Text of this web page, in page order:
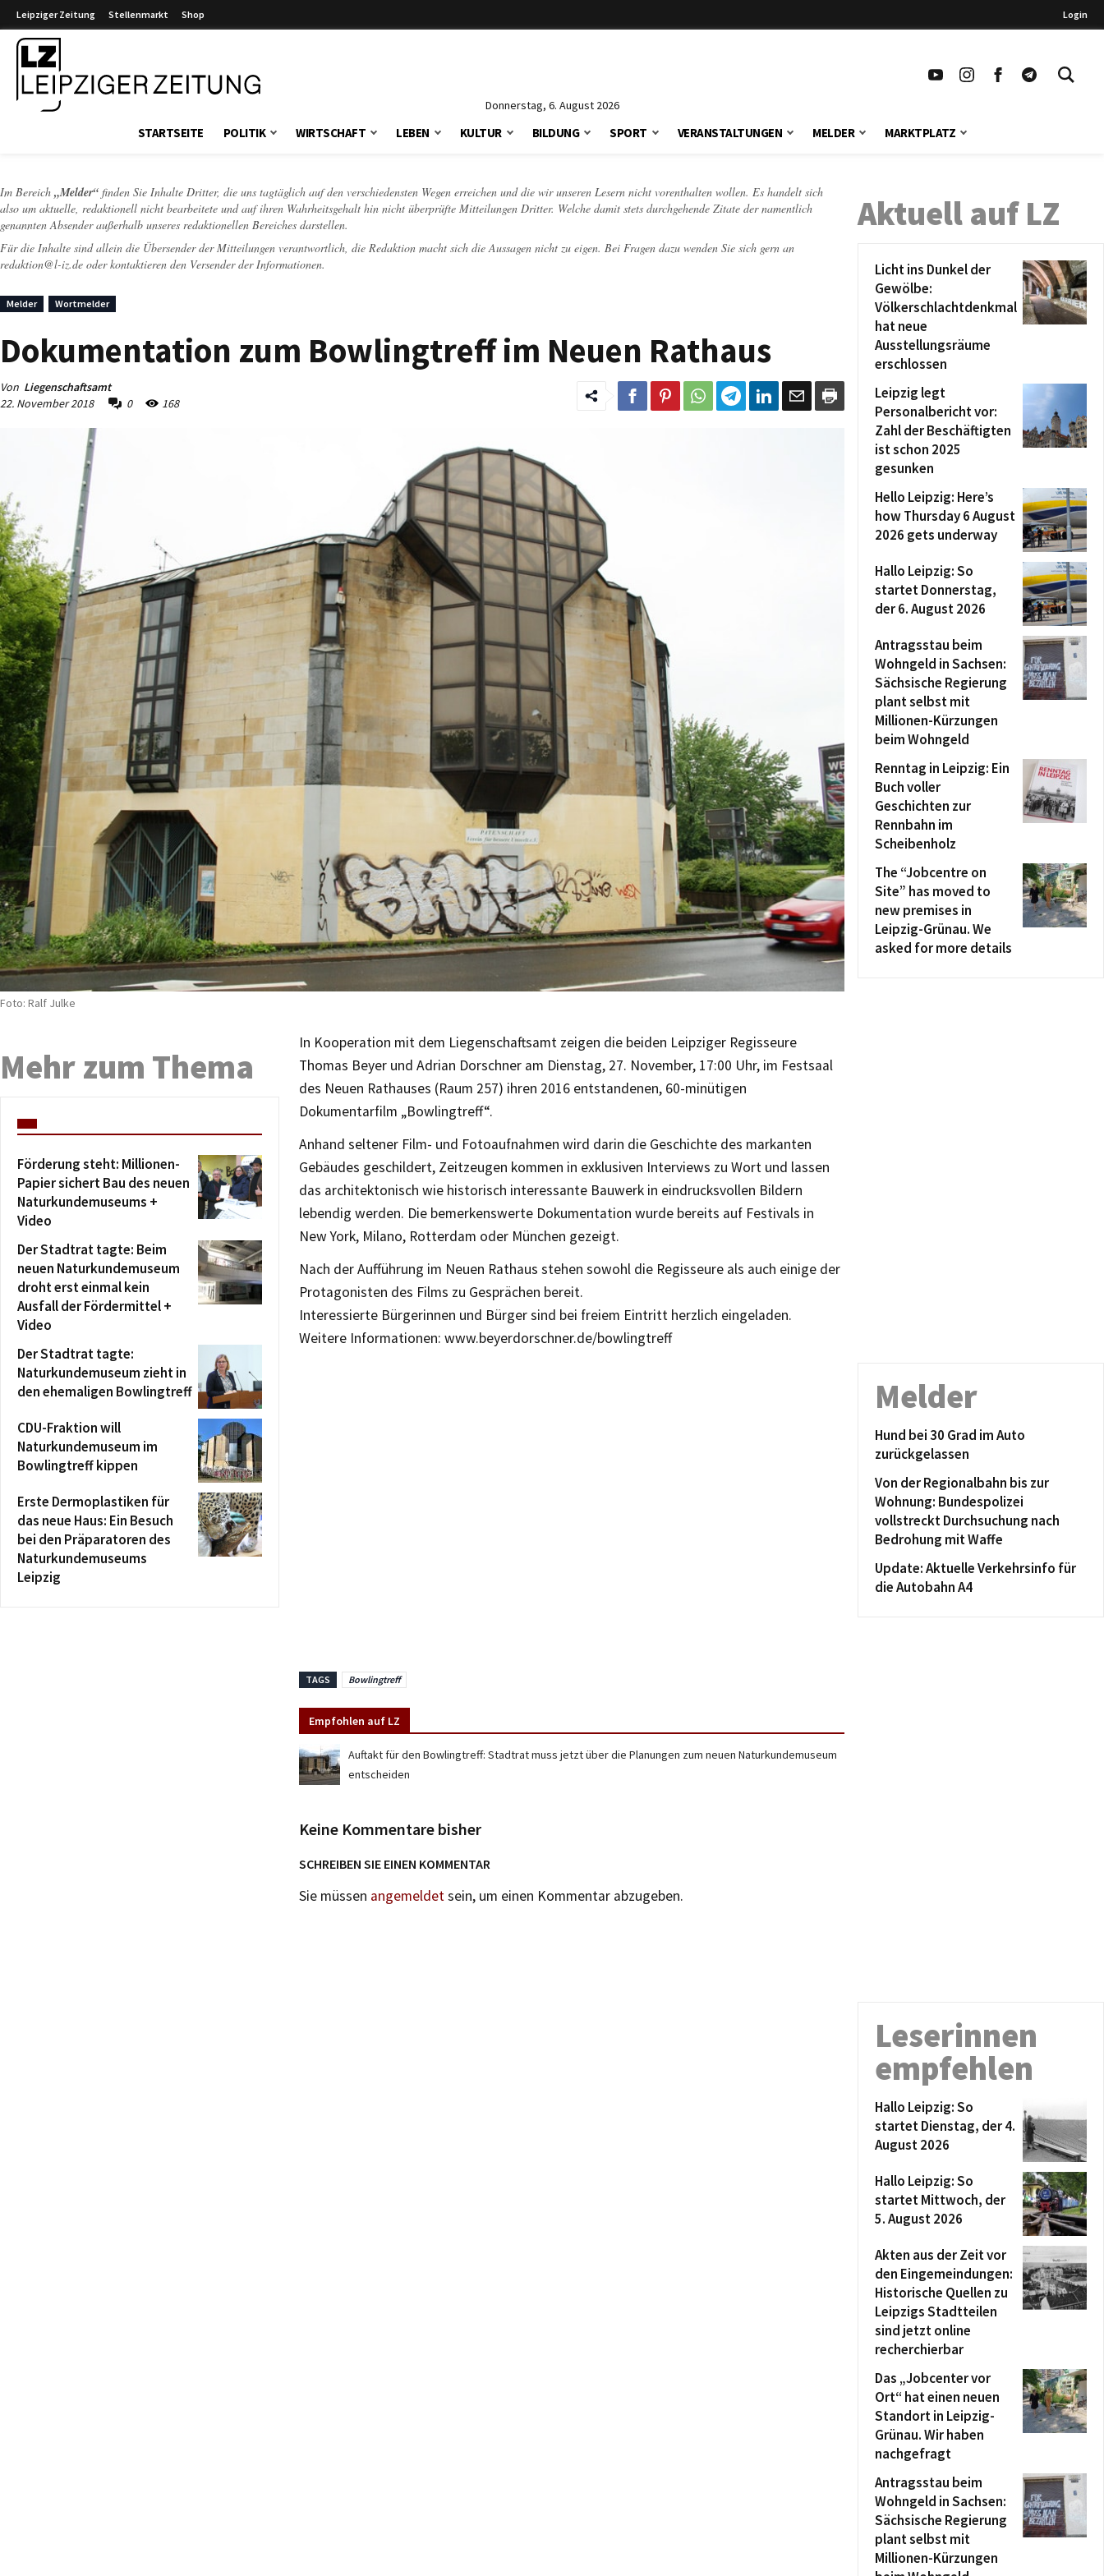
Leipziger Zeitung Stellenmarkt Shop Login
Donnerstag, 6. August 2026
STARTSEITE POLITIK WIRTSCHAFT LEBEN KULTUR BILDUNG SPORT VERANSTALTUNGEN MELDER MARKTPLATZ
Im Bereich „Melder“ finden Sie Inhalte Dritter, die uns tagtäglich auf den verschiedensten Wegen erreichen und die wir unseren Lesern nicht vorenthalten wollen. Es handelt sich
also um aktuelle, redaktionell nicht bearbeitete und auf ihren Wahrheitsgehalt hin nicht überprüfte Mitteilungen Dritter. Welche damit stets durchgehende Zitate der namentlich
genannten Absender außerhalb unseres redaktionellen Bereiches darstellen.
Für die Inhalte sind allein die Übersender der Mitteilungen verantwortlich, die Redaktion macht sich die Aussagen nicht zu eigen. Bei Fragen dazu wenden Sie sich gern an
redaktion@l-iz.de oder kontaktieren den Versender der Informationen.
Melder Wortmelder
Dokumentation zum Bowlingtreff im Neuen Rathaus
Von Liegenschaftsamt
22. November 2018
0 168
Foto: Ralf Julke
In Kooperation mit dem Liegenschaftsamt zeigen die beiden Leipziger Regisseure
Thomas Beyer und Adrian Dorschner am Dienstag, 27. November, 17:00 Uhr, im Festsaal
des Neuen Rathauses (Raum 257) ihren 2016 entstandenen, 60-minütigen
Dokumentarfilm „Bowlingtreff“.
Anhand seltener Film- und Fotoaufnahmen wird darin die Geschichte des markanten
Gebäudes geschildert, Zeitzeugen kommen in exklusiven Interviews zu Wort und lassen
das architektonisch wie historisch interessante Bauwerk in eindrucksvollen Bildern
lebendig werden. Die bemerkenswerte Dokumentation wurde bereits auf Festivals in
New York, Milano, Rotterdam oder München gezeigt.
Nach der Aufführung im Neuen Rathaus stehen sowohl die Regisseure als auch einige der
Protagonisten des Films zu Gesprächen bereit.
Interessierte Bürgerinnen und Bürger sind bei freiem Eintritt herzlich eingeladen.
Weitere Informationen: www.beyerdorschner.de/bowlingtreff
TAGS Bowlingtreff
Empfohlen auf LZ
Auftakt für den Bowlingtreff: Stadtrat muss jetzt über die Planungen zum neuen Naturkundemuseum
entscheiden
Keine Kommentare bisher
SCHREIBEN SIE EINEN KOMMENTAR
Sie müssen angemeldetsein, um einen Kommentar abzugeben.
Mehr zum Thema
Förderung steht: Millionen-
Papier sichert Bau des neuen
Naturkundemuseums +
Video
Der Stadtrat tagte: Beim
neuen Naturkundemuseum
droht erst einmal kein
Ausfall der Fördermittel +
Video
Der Stadtrat tagte:
Naturkundemuseum zieht in
den ehemaligen Bowlingtreff
CDU-Fraktion will
Naturkundemuseum im
Bowlingtreff kippen
Erste Dermoplastiken für
das neue Haus: Ein Besuch
bei den Präparatoren des
Naturkundemuseums
Leipzig
Aktuell auf LZ
Licht ins Dunkel der
Gewölbe:
Völkerschlachtdenkmal
hat neue
Ausstellungsräume
erschlossen
Leipzig legt
Personalbericht vor:
Zahl der Beschäftigten
ist schon 2025
gesunken
Hello Leipzig: Here’s
how Thursday 6 August
2026 gets underway
Hallo Leipzig: So
startet Donnerstag,
der 6. August 2026
Antragsstau beim
Wohngeld in Sachsen:
Sächsische Regierung
plant selbst mit
Millionen-Kürzungen
beim Wohngeld
Renntag in Leipzig: Ein
Buch voller
Geschichten zur
Rennbahn im
Scheibenholz
The “Jobcentre on
Site” has moved to
new premises in
Leipzig-Grünau. We
asked for more details
Melder
Hund bei 30 Grad im Auto
zurückgelassen
Von der Regionalbahn bis zur
Wohnung: Bundespolizei
vollstreckt Durchsuchung nach
Bedrohung mit Waffe
Update: Aktuelle Verkehrsinfo für
die Autobahn A4
Leserinnen
empfehlen
Hallo Leipzig: So
startet Dienstag, der 4.
August 2026
Hallo Leipzig: So
startet Mittwoch, der
5. August 2026
Akten aus der Zeit vor
den Eingemeindungen:
Historische Quellen zu
Leipzigs Stadtteilen
sind jetzt online
recherchierbar
Das „Jobcenter vor
Ort“ hat einen neuen
Standort in Leipzig-
Grünau. Wir haben
nachgefragt
Antragsstau beim
Wohngeld in Sachsen:
Sächsische Regierung
plant selbst mit
Millionen-Kürzungen